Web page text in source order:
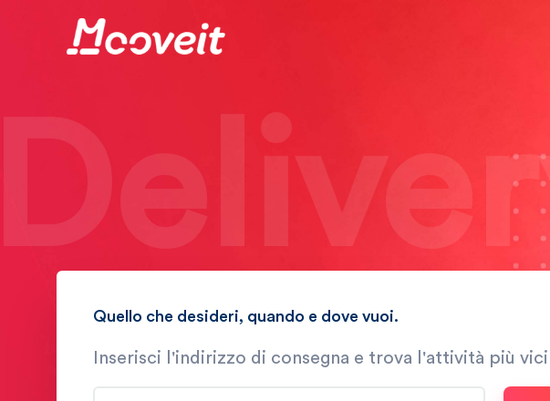
Quello che desideri, quando e dove vuoi.
Inserisci l'indirizzo di consegna e trova l'attività più